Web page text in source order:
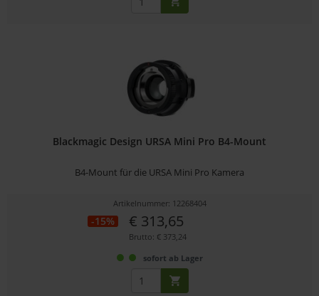
Blackmagic Design URSA Mini Pro B4-Mount
B4-Mount für die URSA Mini Pro Kamera
Artikelnummer: 12268404
-15% € 313,65
Brutto: € 373,24
sofort ab Lager